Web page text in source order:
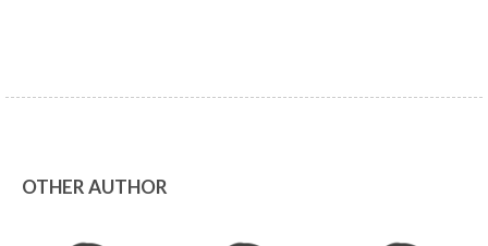
OTHER AUTHOR